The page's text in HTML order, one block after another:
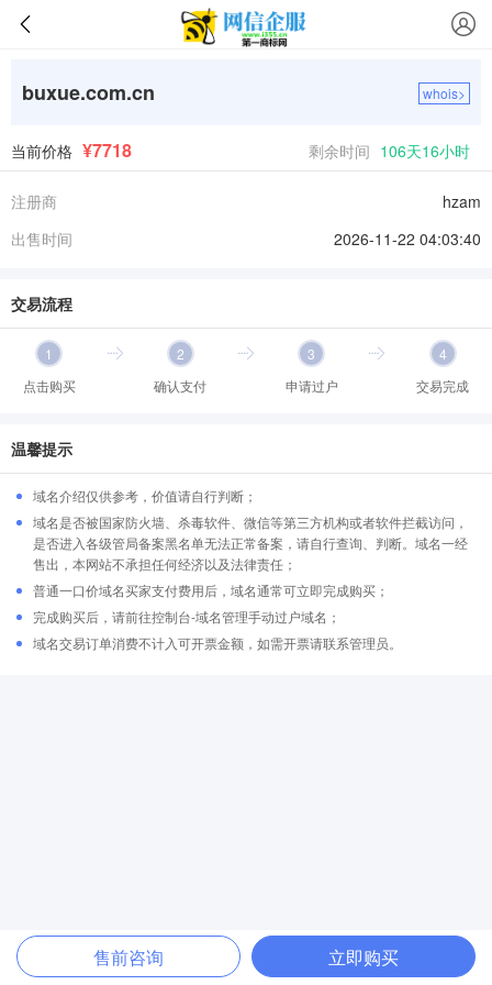
buxue.com.cn whois>
当前价格 ¥7718 剩余时间 106天16小时
注册商
hzam
出售时间
2026-11-22 04:03:40
交易流程
1
点击购买
2
确认支付
3
申请过户
4
交易完成
温馨提示
域名介绍仅供参考，价值请自行判断；
域名是否被国家防火墙、杀毒软件、微信等第三方机构或者软件拦截访问，
是否进入各级管局备案黑名单无法正常备案，请自行查询、判断。域名一经
售出，本网站不承担任何经济以及法律责任；
普通一口价域名买家支付费用后，域名通常可立即完成购买；
完成购买后，请前往控制台-域名管理手动过户域名；
域名交易订单消费不计入可开票金额，如需开票请联系管理员。
售前咨询 立即购买